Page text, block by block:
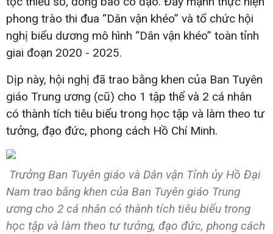
phong trào thi đua “Dân vận khéo” và tổ chức hội
nghị biểu dương mô hình “Dân vận khéo” toàn tỉnh
giai đoạn 2020 - 2025.
Dịp này, hội nghị đã trao bằng khen của Ban Tuyên
giáo Trung ương (cũ) cho 1 tập thể và 2 cá nhân
có thành tích tiêu biểu trong học tập và làm theo tư
tưởng, đạo đức, phong cách Hồ Chí Minh.
Trưởng Ban Tuyên giáo và Dân vận Tỉnh ủy Hồ Đại
Nam trao bằng khen của Ban Tuyên giáo Trung
ương cho 2 cá nhân có thành tích tiêu biểu trong
học tập và làm theo tư tưởng, đạo đức, phong cách